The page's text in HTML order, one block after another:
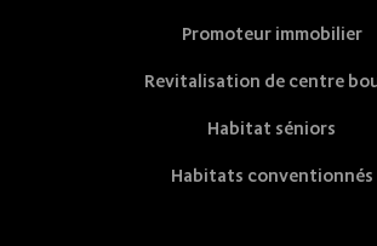
Promoteur immobilier
Revitalisation de centre
Habitat séniors
Habitats conventionnés